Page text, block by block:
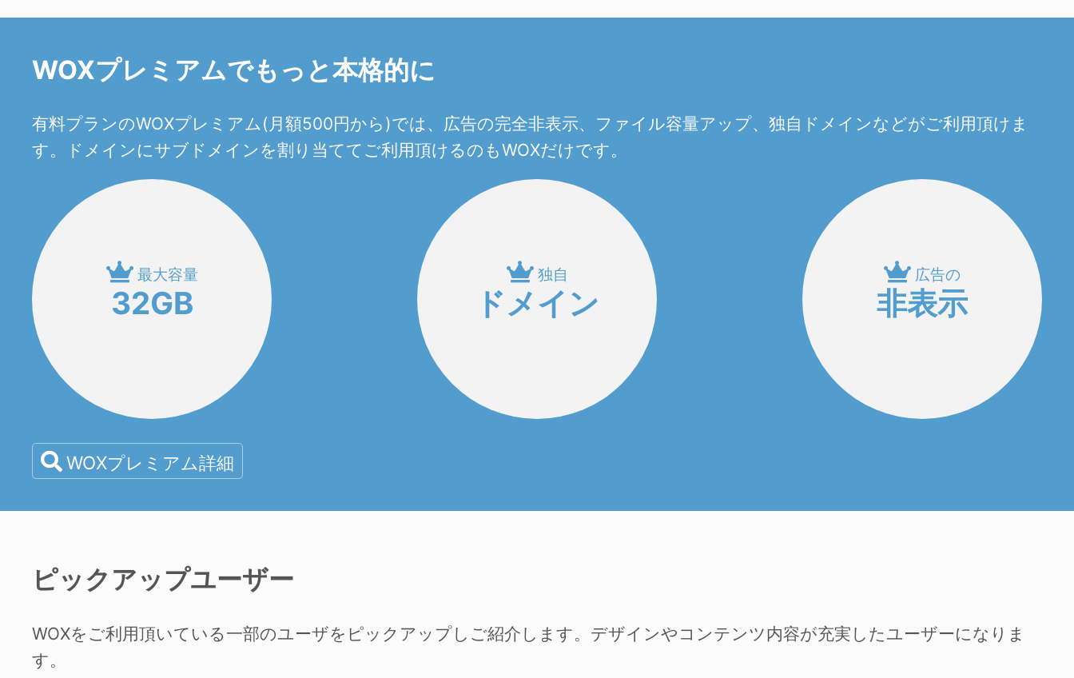
WOXプレミアムでもっと本格的に
有料プランのWOXプレミアム(月額500円から)では、広告の完全非表示、ファイル容量アップ、独自ドメインなどがご利用頂けま
す。ドメインにサブドメインを割り当ててご利用頂けるのもWOXだけです。
最大容量
32GB
独自
ドメイン
広告の
非表示
WOXプレミアム詳細
ピックアップユーザー
WOXをご利用頂いている一部のユーザをピックアップしご紹介します。デザインやコンテンツ内容が充実したユーザーになりま
す。